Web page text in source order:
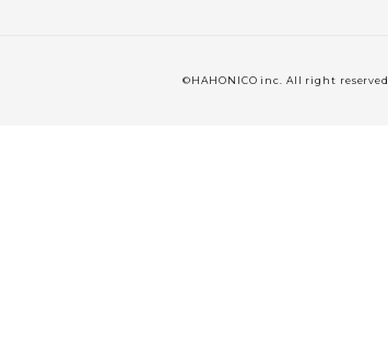
©HAHONICO inc. All right reserved.